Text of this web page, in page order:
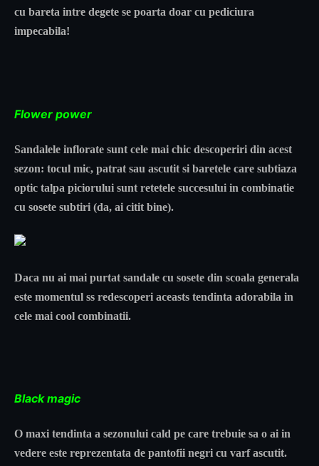
cu bareta intre degete se poarta doar cu pediciura
impecabila!
Flower power
Sandalele inflorate sunt cele mai chic descoperiri din acest
sezon: tocul mic, patrat sau ascutit si baretele care subtiaza
optic talpa piciorului sunt retetele succesului in combinatie
cu sosete subtiri (da, ai citit bine).
Daca nu ai mai purtat sandale cu sosete din scoala generala
este momentul ss redescoperi aceasts tendinta adorabila in
cele mai cool combinatii.
Black magic
O maxi tendinta a sezonului cald pe care trebuie sa o ai in
vedere este reprezentata de pantofii negri cu varf ascutit.